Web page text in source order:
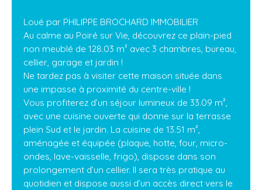
Loué par PHILIPPE BROCHARD IMMOBILIER
Au calme au Poiré sur Vie, découvrez ce plain-pied
non meublé de 128.03 m² avec 3 chambres, bureau,
cellier, garage et jardin !
Ne tardez pas à visiter cette maison située dans
une impasse à proximité du centre-ville !
Vous profiterez d’un séjour lumineux de 33.09 m²,
avec une cuisine ouverte qui donne sur la terrasse
plein Sud et le jardin. La cuisine de 13.51 m²,
aménagée et équipée (plaque, hotte, four, micro-
ondes, lave-vaisselle, frigo), dispose dans son
prolongement d’un cellier. Il sera très pratique au
quotidien et dispose aussi d’un accès direct vers le